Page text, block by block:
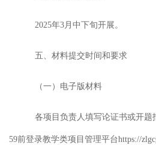
2025年3月 中下旬开展。
五、材料提交时间和要求
（一） 电子版材料
各项目负责人填写论证书或开题
59前登录教学类项目管理平台https://